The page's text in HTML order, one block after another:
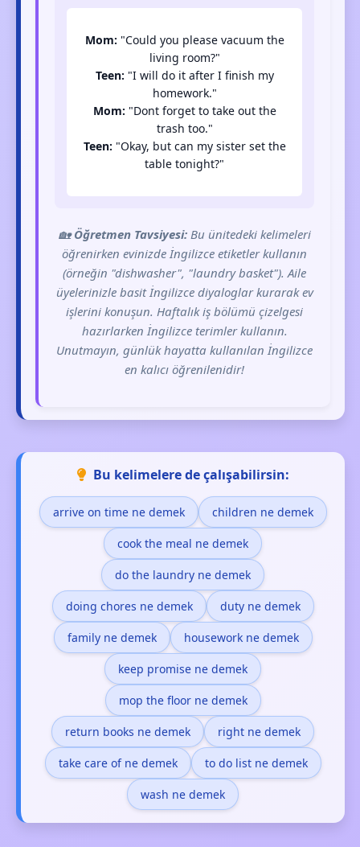
Mom: "Could you please vacuum the
living room?"
Teen: "I will do it after I finish my
homework."
Mom: "Dont forget to take out the
trash too."
Teen: "Okay, but can my sister set the
table tonight?"
🏡Öğretmen Tavsiyesi:Bu ünitedeki kelimeleri
öğrenirken evinizde İngilizce etiketler kullanın
(örneğin "dishwasher", "laundry basket"). Aile
üyelerinizle basit İngilizce diyaloglar kurarak ev
işlerini konuşun. Haftalık iş bölümü çizelgesi
hazırlarken İngilizce terimler kullanın.
Unutmayın, günlük hayatta kullanılan İngilizce
en kalıcı öğrenilenidir!
Bu kelimelere de çalışabilirsin:
arrive on time ne demek children ne demek
cook the meal ne demek
do the laundry ne demek
doing chores ne demek duty ne demek
family ne demek housework ne demek
keep promise ne demek
mop the floor ne demek
return books ne demek right ne demek
take care of ne demek to do list ne demek
wash ne demek